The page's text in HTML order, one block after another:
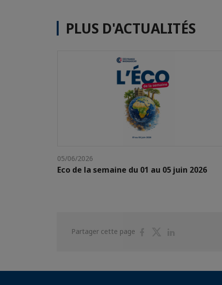
PLUS D'ACTUALITÉS
05/06/2026
Eco de la semaine du 01 au 05 juin 2026
Partager cette page
PartagerPartager